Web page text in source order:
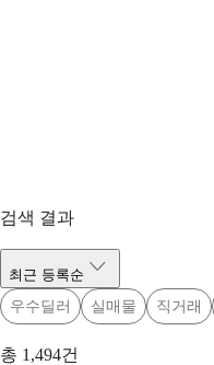
검색 결과
최근 등록순
우수딜러
실매물 직거래
총 1,494건